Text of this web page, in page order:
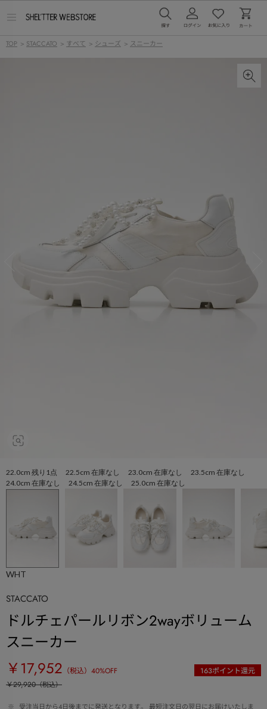
ー
TOP > STACCATO > すべて > シューズ > スニーカー
22.0cm 残り1点 22.5cm 在庫なし 23.0cm 在庫なし 23.5cm 在庫なし
24.0cm 在庫なし 24.5cm 在庫なし 25.0cm 在庫なし
WHT
STACCATO
ドルチェパールリボン2wayボリューム
スニーカー
￥17,952 （税込） 40%OFF 163ポイント還元
￥29,920（税込）
※
受注当日から4日後までに発送となります。 最短注文日の翌日にお届けいたしま